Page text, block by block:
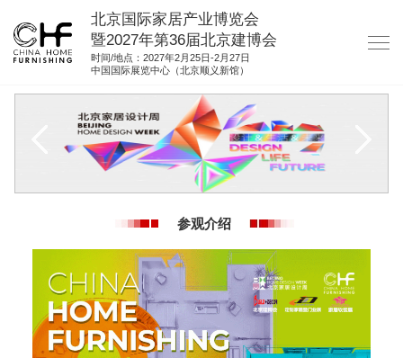
北京国际家居产业博览会
暨2027年第36届北京建博会
时间/地点：2027年2月25日-2月27日
中国国际展览中心（北京顺义新馆）
集团展会
参展联络
参观介绍